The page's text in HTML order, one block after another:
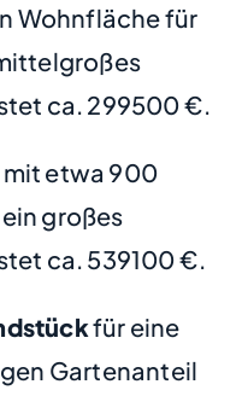
Wohnfläche für
ca. 299500 €.
mit etwa 900
großes
ca. 539100 €.
für eine
Gartenanteil